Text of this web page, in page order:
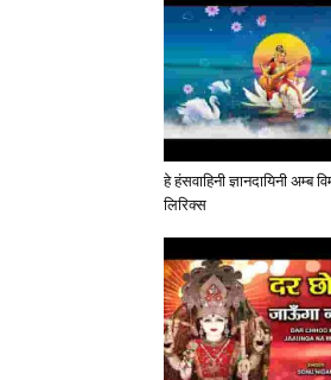
हे हंसवाहिनी ज्ञानदायिनी अम्ब
लिरिक्स